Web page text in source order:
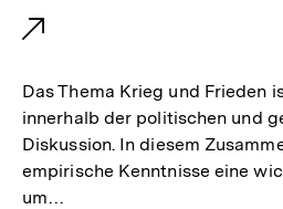
t
e
r
n
e
r
Das Thema Krieg und Frieden
innerhalb der politischen und
Diskussion. In diesem
empirische Kenntnisse eine
um…